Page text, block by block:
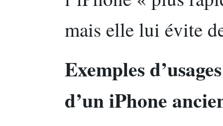
mais elle lui évite
Exemples
d’un iPhone